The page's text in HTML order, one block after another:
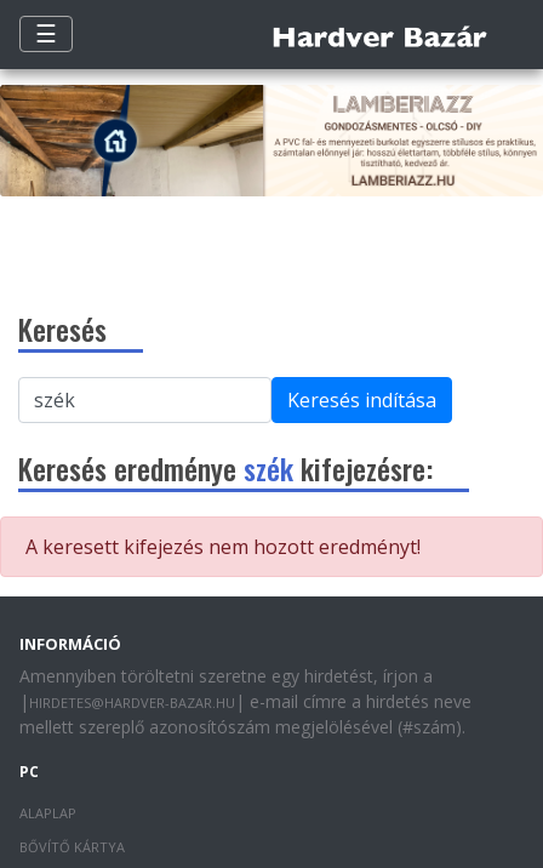
☰
Keresés
Keresés indítása
Keresés eredményeszékkifejezésre:
A keresett kifejezés nem hozott eredményt!
INFORMÁCIÓ
Amennyiben töröltetni szeretne egy hirdetést, írjon a
| HIRDETES@HARDVER-BAZAR.HU | e-mail címre a hirdetés neve
mellett szereplő azonosítószám megjelölésével (#szám).
PC
ALAPLAP
BŐVÍTŐ KÁRTYA